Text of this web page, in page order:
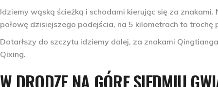
Idziemy wąską ścieżką i schodami kierując się za
połowę dzisiejszego podejścia, na 5 kilometrach to trochę
Dotarłszy do szczytu idziemy dalej, za znakami
Qixing.
W DRODZE NA GÓRĘ SIEDMIU